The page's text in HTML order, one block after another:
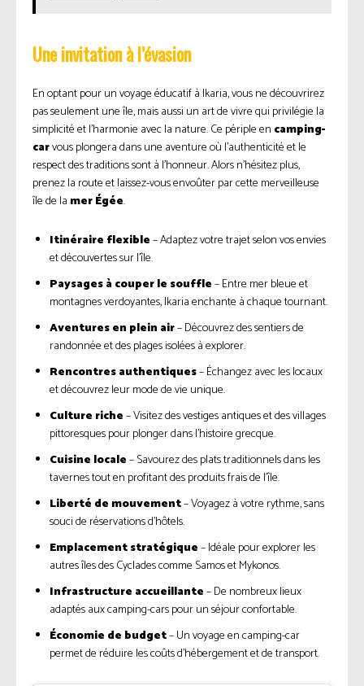
Une invitation à l’évasion
En optant pour un voyage éducatif à Ikaria, vous ne découvrirez
pas seulement une île, mais aussi un art de vivre qui privilégie la
simplicité et l’harmonie avec la nature. Ce périple en camping-
carvous plongera dans une aventure où l’authenticité et le
respect des traditions sont à l’honneur. Alors n’hésitez plus,
prenez la route et laissez-vous envoûter par cette merveilleuse
île de la mer Égée.
Itinéraire flexible– Adaptez votre trajet selon vos envies
et découvertes sur l’île.
Paysages à couper le souffle– Entre mer bleue et
montagnes verdoyantes, Ikaria enchante à chaque tournant.
Aventures en plein air– Découvrez des sentiers de
randonnée et des plages isolées à explorer.
Rencontres authentiques– Échangez avec les locaux
et découvrez leur mode de vie unique.
Culture riche– Visitez des vestiges antiques et des villages
pittoresques pour plonger dans l’histoire grecque.
Cuisine locale– Savourez des plats traditionnels dans les
tavernes tout en profitant des produits frais de l’île.
Liberté de mouvement– Voyagez à votre rythme, sans
souci de réservations d’hôtels.
Emplacement stratégique– Idéale pour explorer les
autres îles des Cyclades comme Samos et Mykonos.
Infrastructure accueillante– De nombreux lieux
adaptés aux camping-cars pour un séjour confortable.
Économie de budget– Un voyage en camping-car
permet de réduire les coûts d’hébergement et de transport.